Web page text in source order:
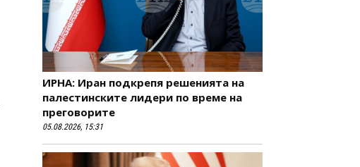
ИРНА: Иран подкрепя решенията на
палестинските лидери по време на
преговорите
05.08.2026, 15:31